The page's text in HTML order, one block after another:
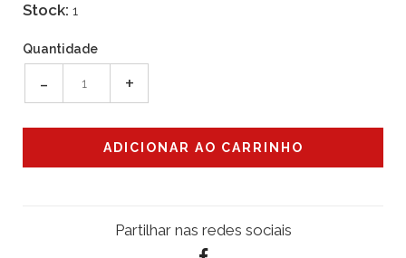
Stock: 1
Quantidade
- +
Partilhar nas redes sociais